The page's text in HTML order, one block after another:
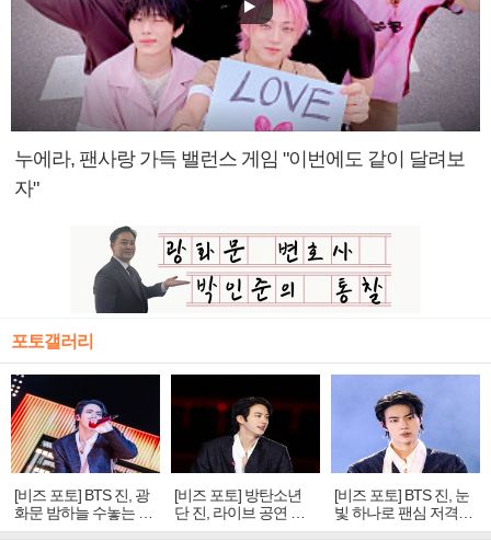
누에라, 팬사랑 가득 밸런스 게임 "이번에도 같이 달려보
자"
포토갤러리
[비즈 포토] BTS 진, 광
화문 밤하늘 수놓는 '비
주얼 킹'의 열창
[비즈 포토] 방탄소년
단 진, 라이브 공연 중
빛나는 독보적 아우라
[비즈 포토] BTS 진, 눈
빛 하나로 팬심 저격…
독보적 카리스마